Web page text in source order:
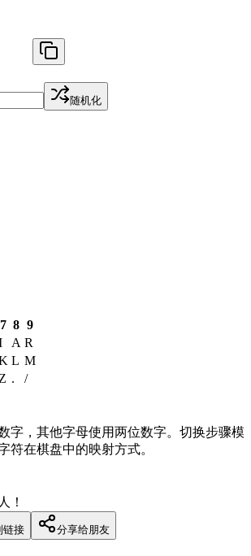
随机化
7 8 9
A R
L M
Z . /
字，其他字母使用两位数字。切换步骤模
符在棋盘中的映射方式。
！
链接 分享给朋友